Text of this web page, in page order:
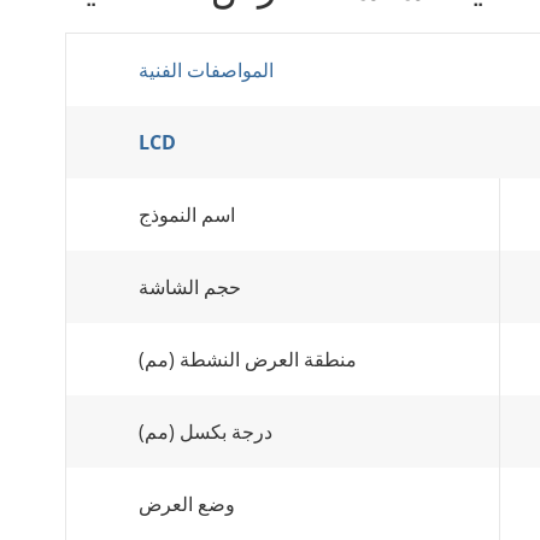
المواصفات الفنية
LCD
اسم النموذج
حجم الشاشة
منطقة العرض النشطة (مم)
درجة بكسل (مم)
وضع العرض